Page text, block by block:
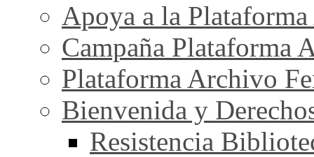
Apoya a la
Campaña Plataforma
Plataforma Archivo
Bienvenida y
Resistencia